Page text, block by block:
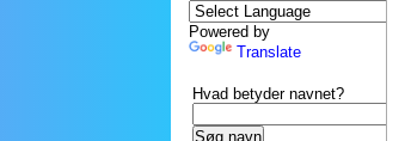
Powered by
Translate
Hvad betyder navnet?